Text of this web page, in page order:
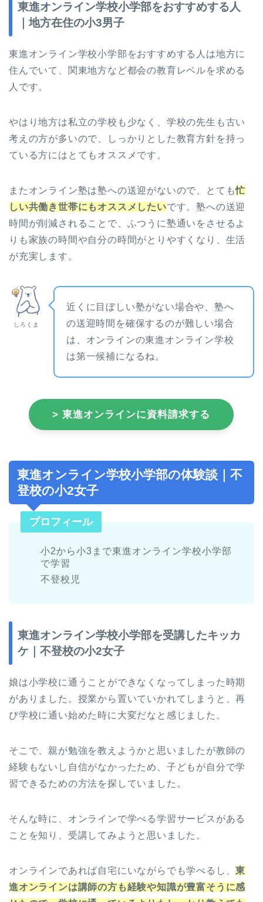
東進オンライン学校小学部をおすすめする人
｜地方在住の小3男子
東進オンライン学校小学部をおすすめする人は地方に
住んでいて、関東地方など都会の教育レベルを求める
人です。
やはり地方は私立の学校も少なく、学校の先生も古い
考えの方が多いので、しっかりとした教育方針を持っ
ている方にはとてもオススメです。
またオンライン塾は塾への送迎がないので、とても忙
しい共働き世帯にもオススメしたいです。塾への送迎
時間が削減されることで、ふつうに塾通いをさせるよ
りも家族の時間や自分の時間がとりやすくなり、生活
が充実します。
しろくま
近くに目ぼしい塾がない場合や、塾へ
の送迎時間を確保するのが難しい場合
は、オンラインの東進オンライン学校
は第一候補になるね。
> 東進オンラインに資料請求する
東進オンライン学校小学部の体験談｜不
登校の小2女子
プロフィール
小2から小3まで東進オンライン学校小学部
で学習
不登校児
東進オンライン学校小学部を受講したキッカ
ケ｜不登校の小2女子
娘は小学校に通うことができなくなってしまった時期
がありました。授業から置いていかれてしまうと、再
び学校に通い始めた時に大変だなと感じました。
そこで、親が勉強を教えようかと思いましたが教師の
経験もないし自信がなかったため、子どもが自分で学
習できるための方法を探していました。
そんな時に、オンラインで学べる学習サービスがある
ことを知り、受講してみようと思いました。
オンラインであれば自宅にいながらでも学べるし、東
進オンラインは講師の方も経験や知識が豊富そうに感